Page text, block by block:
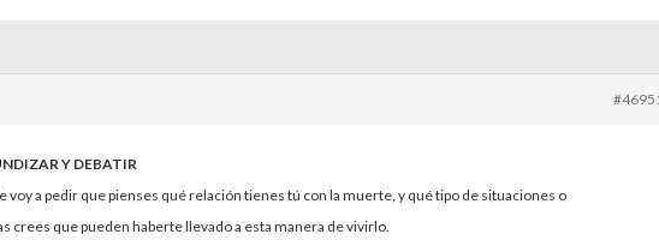
Y DEBATIR
voy a pedir que pienses qué relación tienes tú con la muerte, y qué tipo de situaciones o
crees que pueden haberte llevado a esta manera de vivirlo.